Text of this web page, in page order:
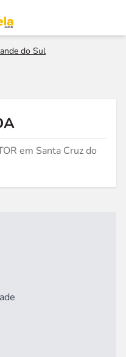
do Sul
em Santa Cruz do